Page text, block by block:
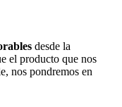
desde la
el producto que nos
nos pondremos en